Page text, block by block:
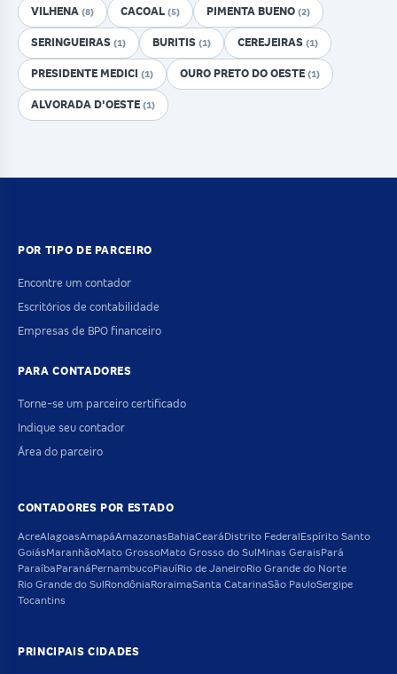
VILHENA (8) CACOAL (5) PIMENTA BUENO (2)
SERINGUEIRAS (1) BURITIS (1) CEREJEIRAS (1)
PRESIDENTE MEDICI (1) OURO PRETO DO OESTE (1)
ALVORADA D'OESTE (1)
POR TIPO DE PARCEIRO
Encontre um contador
Escritórios de contabilidade
Empresas de BPO financeiro
PARA CONTADORES
Torne-se um parceiro certificado
Indique seu contador
Área do parceiro
CONTADORES POR ESTADO
AcreAlagoasAmapáAmazonasBahiaCearáDistrito FederalEspírito Santo
GoiásMaranhãoMato GrossoMato Grosso do SulMinas GeraisPará
ParaíbaParanáPernambucoPiauíRio de JaneiroRio Grande do Norte
Rio Grande do SulRondôniaRoraimaSanta CatarinaSão PauloSergipe
Tocantins
PRINCIPAIS CIDADES